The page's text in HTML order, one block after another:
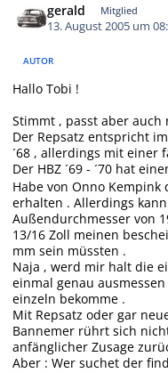
gerald Mitglied
13. August 2005 um
AUTOR
Hallo Tobi !
Stimmt , passt aber auch
Der Repsatz entspricht
´68 , allerdings mit einer
Der HBZ ´69 - ´70 hat
Habe von Onno
erhalten . Allerdings
Außendurchmesser von
13/16 Zoll meinen
mm sein müssten .
Naja , werd mir halt die
einmal genau
einzeln bekomme .
Mit Repsatz oder gar
Bannemer rührt sich
anfänglicher Zusage
Aber : Wer suchet der